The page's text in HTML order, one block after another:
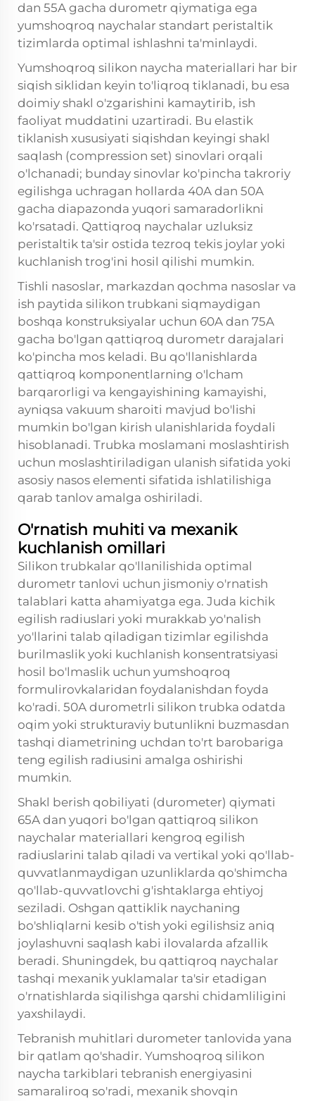
dan 55A gacha durometr qiymatiga ega
yumshoqroq naychalar standart peristaltik
tizimlarda optimal ishlashni ta'minlaydi.
Yumshoqroq silikon naycha materiallari har bir
siqish siklidan keyin to'liqroq tiklanadi, bu esa
doimiy shakl o'zgarishini kamaytirib, ish
faoliyat muddatini uzartiradi. Bu elastik
tiklanish xususiyati siqishdan keyingi shakl
saqlash (compression set) sinovlari orqali
o'lchanadi; bunday sinovlar ko'pincha takroriy
egilishga uchragan hollarda 40A dan 50A
gacha diapazonda yuqori samaradorlikni
ko'rsatadi. Qattiqroq naychalar uzluksiz
peristaltik ta'sir ostida tezroq tekis joylar yoki
kuchlanish trog'ini hosil qilishi mumkin.
Tishli nasoslar, markazdan qochma nasoslar va
ish paytida silikon trubkani siqmaydigan
boshqa konstruksiyalar uchun 60A dan 75A
gacha bo'lgan qattiqroq durometr darajalari
ko'pincha mos keladi. Bu qo'llanishlarda
qattiqroq komponentlarning o'lcham
barqarorligi va kengayishining kamayishi,
ayniqsa vakuum sharoiti mavjud bo'lishi
mumkin bo'lgan kirish ulanishlarida foydali
hisoblanadi. Trubka moslamani moslashtirish
uchun moslashtiriladigan ulanish sifatida yoki
asosiy nasos elementi sifatida ishlatilishiga
qarab tanlov amalga oshiriladi.
O'rnatish muhiti va mexanik
kuchlanish omillari
Silikon trubkalar qo'llanilishida optimal
durometr tanlovi uchun jismoniy o'rnatish
talablari katta ahamiyatga ega. Juda kichik
egilish radiuslari yoki murakkab yo'nalish
yo'llarini talab qiladigan tizimlar egilishda
burilmaslik yoki kuchlanish konsentratsiyasi
hosil bo'lmaslik uchun yumshoqroq
formulirovkalaridan foydalanishdan foyda
ko'radi. 50A durometrli silikon trubka odatda
oqim yoki strukturaviy butunlikni buzmasdan
tashqi diametrining uchdan to'rt barobariga
teng egilish radiusini amalga oshirishi
mumkin.
Shakl berish qobiliyati (durometer) qiymati
65A dan yuqori bo'lgan qattiqroq silikon
naychalar materiallari kengroq egilish
radiuslarini talab qiladi va vertikal yoki qo'llab-
quvvatlanmaydigan uzunliklarda qo'shimcha
qo'llab-quvvatlovchi g'ishtaklarga ehtiyoj
seziladi. Oshgan qattiklik naychaning
bo'shliqlarni kesib o'tish yoki egilishsiz aniq
joylashuvni saqlash kabi ilovalarda afzallik
beradi. Shuningdek, bu qattiqroq naychalar
tashqi mexanik yuklamalar ta'sir etadigan
o'rnatishlarda siqilishga qarshi chidamliligini
yaxshilaydi.
Tebranish muhitlari durometer tanlovida yana
bir qatlam qo'shadir. Yumshoqroq silikon
naycha tarkiblari tebranish energiyasini
samaraliroq so'radi, mexanik shovqin